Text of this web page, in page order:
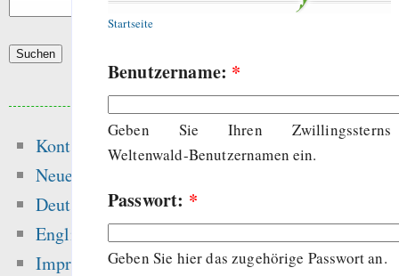
Startseite
Benutzername: *
Geben Sie Ihren Zwillingssterns
Weltenwald-Benutzernamen ein.
Passwort: *
Geben Sie hier das zugehörige Passwort an.
Kontakt
Neue Inhalte
Deutsch
English
Impressum
Beliebte Inhalte
Heute:
peer-review —
sea level